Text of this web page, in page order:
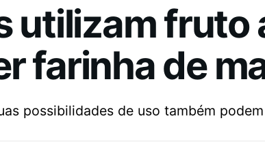
utilizam fruto
farinha de
possibilidades de uso também